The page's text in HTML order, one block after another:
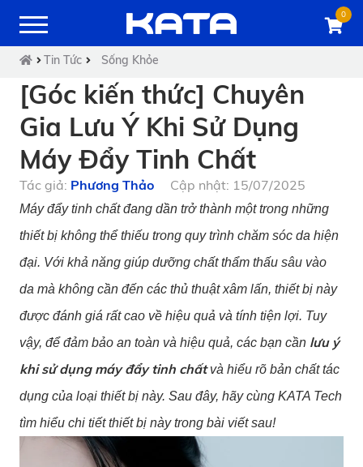
0
Tin Tức Sống Khỏe
[Góc kiến thức] Chuyên
Gia Lưu Ý Khi Sử Dụng
Máy Đẩy Tinh Chất
Tác giả: Phương Thảo Cập nhật: 15/07/2025
Máy đẩy tinh chất đang dần trở thành một trong những
thiết bị không thể thiếu trong quy trình chăm sóc da hiện
đại. Với khả năng giúp dưỡng chất thẩm thấu sâu vào
da mà không cần đến các thủ thuật xâm lấn, thiết bị này
được đánh giá rất cao về hiệu quả và tính tiện lợi. Tuy
vậy, để đảm bảo an toàn và hiệu quả, các bạn cần lưu ý
khi sử dụng máy đẩy tinh chấtvà hiểu rõ bản chất tác
dụng của loại thiết bị này. Sau đây, hãy cùng KATA Tech
tìm hiểu chi tiết thiết bị này trong bài viết sau!